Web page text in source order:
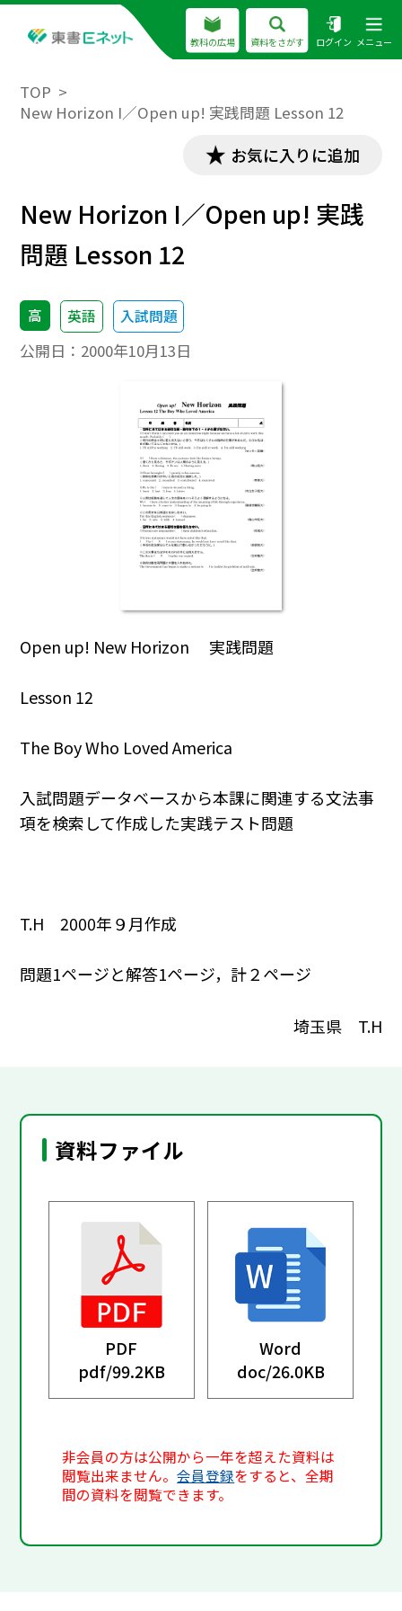
教科の広場 資料をさがす ログイン メニュー
TOP
New Horizon I／Open up! 実践問題 Lesson 12
お気に入りに追加
New Horizon I／Open up! 実践
問題 Lesson 12
高 英語 入試問題
公開日： 2000年10月13日
Open up! New Horizon 実践問題
Lesson 12
The Boy Who Loved America
入試問題データベースから本課に関連する文法事
項を検索して作成した実践テスト問題
T.H 2000年９月作成
問題1ページと解答1ページ，計２ページ
埼玉県 T.H
資料ファイル
PDF
pdf/99.2KB
Word
doc/26.0KB
非会員の方は公開から一年を超えた資料は
閲覧出来ません。会員登録をすると、全期
間の資料を閲覧できます。